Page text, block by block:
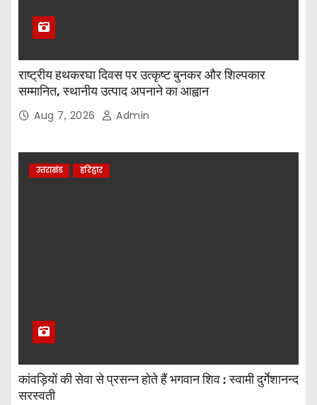
राष्ट्रीय हथकरघा दिवस पर उत्कृष्ट बुनकर और शिल्पकार
सम्मानित, स्थानीय उत्पाद अपनाने का आह्वान
Aug 7, 2026 Admin
उत्तराखंड हरिद्वार
कांवड़ियों की सेवा से प्रसन्न होते हैं भगवान शिव : स्वामी दुर्गेशानन्द
सरस्वती